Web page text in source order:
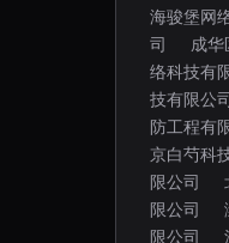
海骏堡网
司
成华
络科技有
技有限公
防工程有
京白芍科
限公司
限公司
限公司